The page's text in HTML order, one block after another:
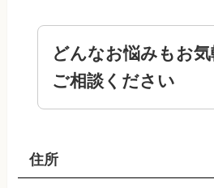
どんなお悩みもお気
ご相談ください
住所